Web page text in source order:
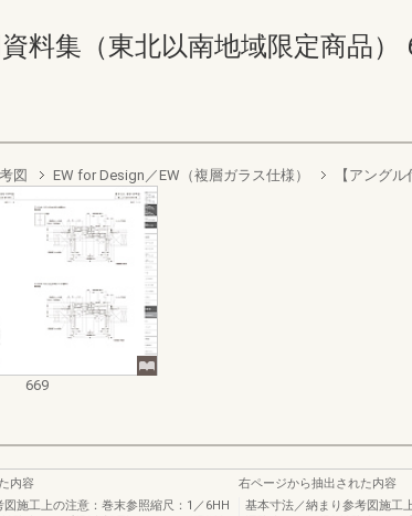
料集（東北以南地域限定商品）
図 EW for Design／EW（複層ガラス仕様） 【アング
669
内容
施工上の注意：巻末参照縮尺：1／6HH
右ページから抽出された内容
基本寸法／納まり参考図施工